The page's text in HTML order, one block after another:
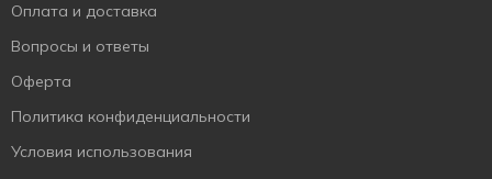
Оплата и доставка
Вопросы и ответы
Оферта
Политика конфиденциальности
Условия использования